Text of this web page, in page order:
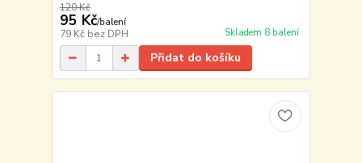
120 Kč
95 Kč/balení
79 Kč bez DPH Skladem 8 balení
Přidat do košíku